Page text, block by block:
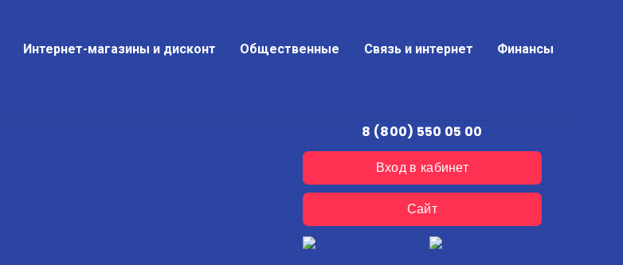
Интернет-магазины и дисконт Общественные Связь и интернет Финансы
8 (800) 550 05 00
Вход в кабинет
Сайт